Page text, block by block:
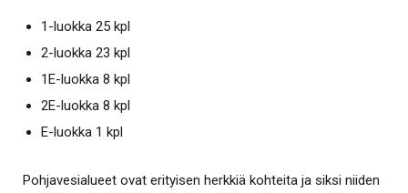
1-luokka 25 kpl
2-luokka 23 kpl
1E-luokka 8 kpl
2E-luokka 8 kpl
E-luokka 1 kpl
Pohjavesialueet ovat erityisen herkkiä kohteita ja siksi niiden